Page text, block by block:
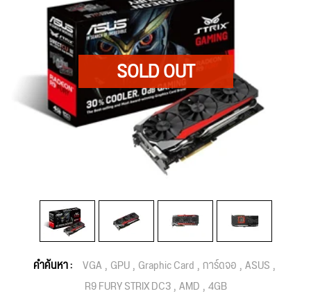
คำค้นหา : VGA GPU Graphic Card การ์ดจอ ASUS
R9 FURY STRIX DC3 AMD 4GB